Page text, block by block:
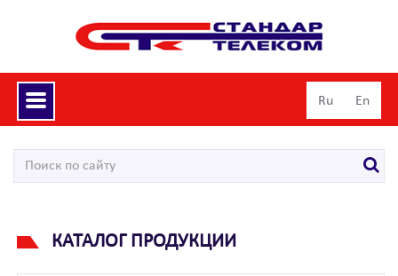
Toggle
navigation
Ru En
КАТАЛОГ ПРОДУКЦИИ